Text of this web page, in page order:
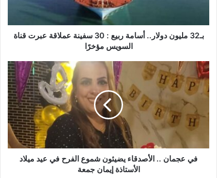
بـ32 مليون دولار.. أسامة ربيع : 30 سفينة عملاقة عبرت قناة
السويس مؤخرًا
في عجمان .. الأصدقاء يضيئون شموع الفرح في عيد ميلاد
الأستاذة إيمان جمعة